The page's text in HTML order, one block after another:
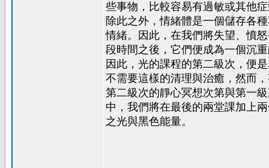
些事物，比較容易有過敏或其他
除此之外，情緒體是一個儲存各
情緒。因此，在我們將失望、憤
段時間之後，它們便成為一個沉
因此，光的課程的第二級次，便
不需要這樣的清理與治癒，然而
第二級次的靜心冥想次第與第一
中，我們將在最後的兩堂課加上
之光與黑色能量。